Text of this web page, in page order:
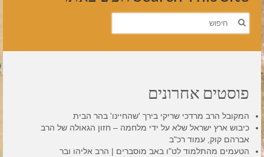
חפש
פוסטים אחרונים
המקובל הרב מרדכי שריקי בירך 'שהחיינו' בהר הבית
כיבוש ארץ ישראל שלא על ידי מלחמה – חזון הגאולה של הרב
אברהם קוק, עמוד רכ"ב
הטעמים מהתלמוד לט"ו באב מוסברים | הרב אליהו ובר